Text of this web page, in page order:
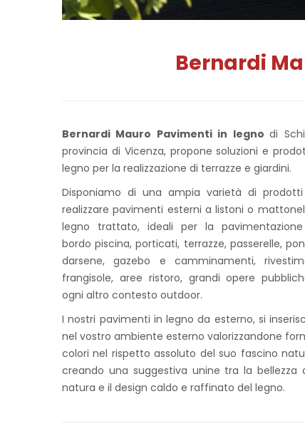
Bernardi
Bernardi Mauro Pavimenti in legnodi
provincia di Vicenza, propone soluzioni e
legno per la realizzazione di terrazze e giardini.
Disponiamo di una ampia varietà di
realizzare pavimenti esterni a listoni o
legno trattato, ideali per la
bordo piscina, porticati, terrazze, passerelle,
darsene, gazebo e camminamenti,
frangisole, aree ristoro, grandi opere
ogni altro contesto outdoor.
I nostri pavimenti in legno da esterno, si
nel vostro ambiente esterno valorizzandone
colori nel rispetto assoluto del suo fascino
creando una suggestiva unine tra la bellezza
natura e il design caldo e raffinato del legno.